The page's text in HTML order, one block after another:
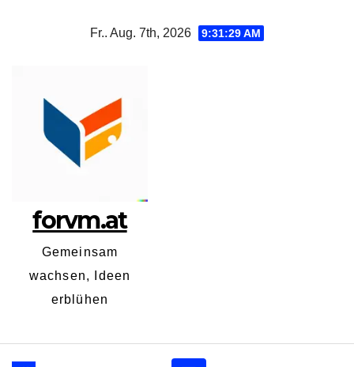
Fr.. Aug. 7th, 2026 9:31:29 AM
forvm.at
Gemeinsam
wachsen, Ideen
erblühen